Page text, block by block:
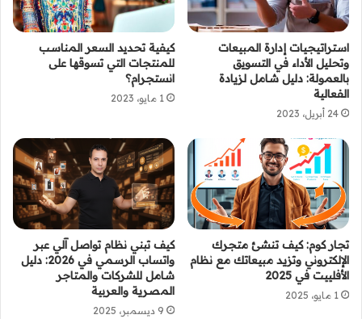
استراتيجيات إدارة المبيعات
وتحليل الأداء في التسويق
بالعمولة: دليل شامل لزيادة
الفعالية
24 أبريل، 2023
كيفية تحديد السعر المناسب
للمنتجات التي تسوقها على
انستجرام؟
1 مايو، 2023
تجار كوم: كيف تنشئ متجرك
الإلكتروني وتزيد مبيعاتك مع نظام
الأفلييت في 2025
1 مايو، 2025
كيف تبني نظام تواصل آلي عبر
واتساب الرسمي في 2026: دليل
شامل للشركات والمتاجر
المصرية والعربية
9 ديسمبر، 2025